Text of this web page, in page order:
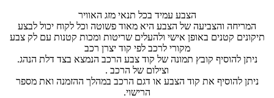
הצבע עמיד בכל תנאי מזג האוויר
המריחה והצביעה של הצבע היא מאוד פשוטה וכל לקוח יכול לבצע
תיקונים קטנים באופן אישי ולהעלים שריטות ומכות קטנות עם לק צבע
מקורי לרכב לפי קוד יצרן רכב
ניתן להוסיף קובץ תמונה של קוד צבע הרכב הנמצא בצד דלת הנהג.
וצילום של הרכב .
ניתן להוסיף את קוד הצבע או דגם הרכב במהלך ההזמנה ואת מספר
הרישוי.